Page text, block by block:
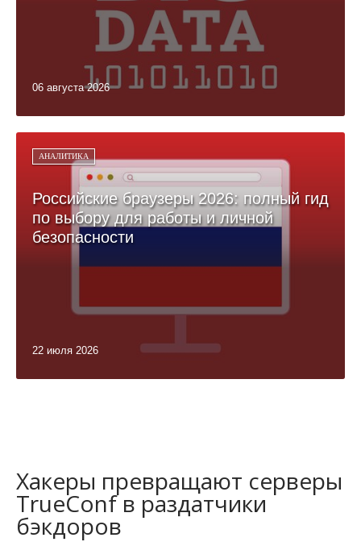
06 августа 2026
АНАЛИТИКА
Российские браузеры 2026: полный гид
по выбору для работы и личной
безопасности
22 июля 2026
Хакеры превращают серверы
TrueConf в раздатчики
бэкдоров